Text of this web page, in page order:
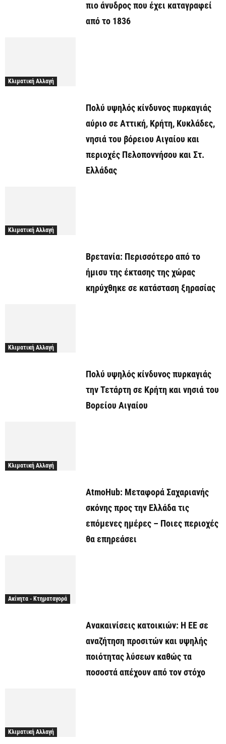
πιο άνυδρος που έχει καταγραφεί
από το 1836
Κλιματική Αλλαγή
Πολύ υψηλός κίνδυνος πυρκαγιάς
αύριο σε Αττική, Κρήτη, Κυκλάδες,
νησιά του βόρειου Αιγαίου και
περιοχές Πελοποννήσου και Στ.
Ελλάδας
Κλιματική Αλλαγή
Βρετανία: Περισσότερο από το
ήμισυ της έκτασης της χώρας
κηρύχθηκε σε κατάσταση ξηρασίας
Κλιματική Αλλαγή
Πολύ υψηλός κίνδυνος πυρκαγιάς
την Τετάρτη σε Κρήτη και νησιά του
Βορείου Αιγαίου
Κλιματική Αλλαγή
AtmoHub: Μεταφορά Σαχαριανής
σκόνης προς την Ελλάδα τις
επόμενες ημέρες – Ποιες περιοχές
θα επηρεάσει
Ακίνητα - Κτηματαγορά
Ανακαινίσεις κατοικιών: Η ΕΕ σε
αναζήτηση προσιτών και υψηλής
ποιότητας λύσεων καθώς τα
ποσοστά απέχουν από τον στόχο
Κλιματική Αλλαγή